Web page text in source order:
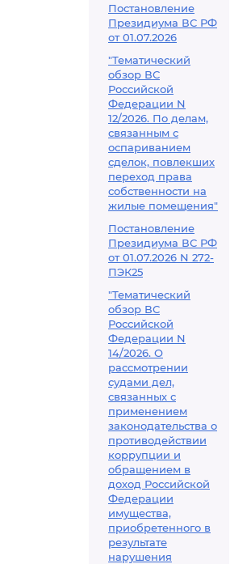
Постановление
Президиума ВС РФ
от 01.07.2026
"Тематический
обзор ВС
Российской
Федерации N
12/2026. По делам,
связанным с
оспариванием
сделок, повлекших
переход права
собственности на
жилые помещения"
Постановление
Президиума ВС РФ
от 01.07.2026 N 272-
ПЭК25
"Тематический
обзор ВС
Российской
Федерации N
14/2026. О
рассмотрении
судами дел,
связанных с
применением
законодательства о
противодействии
коррупции и
обращением в
доход Российской
Федерации
имущества,
приобретенного в
результате
нарушения